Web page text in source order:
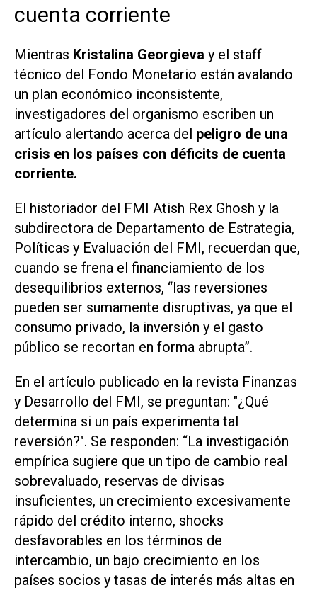
cuenta corriente
Mientras Kristalina Georgieva y el staff
técnico del Fondo Monetario están avalando
un plan económico inconsistente,
investigadores del organismo escriben un
artículo alertando acerca del peligro de una
crisis en los países con déficits de cuenta
corriente.
El historiador del FMI Atish Rex Ghosh y la
subdirectora de Departamento de Estrategia,
Políticas y Evaluación del FMI, recuerdan que,
cuando se frena el financiamiento de los
desequilibrios externos, “las reversiones
pueden ser sumamente disruptivas, ya que el
consumo privado, la inversión y el gasto
público se recortan en forma abrupta”.
En el artículo publicado en la revista Finanzas
y Desarrollo del FMI, se preguntan: "¿Qué
determina si un país experimenta tal
reversión?". Se responden: “La investigación
empírica sugiere que un tipo de cambio real
sobrevaluado, reservas de divisas
insuficientes, un crecimiento excesivamente
rápido del crédito interno, shocks
desfavorables en los términos de
intercambio, un bajo crecimiento en los
países socios y tasas de interés más altas en